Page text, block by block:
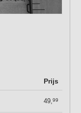
Prijs
49,99